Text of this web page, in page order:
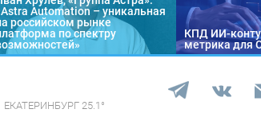
Automation – уникальная
российском рынке
по спектру
КПД ИИ-
метрика для
ЕКАТЕРИНБУРГ 25.1 °